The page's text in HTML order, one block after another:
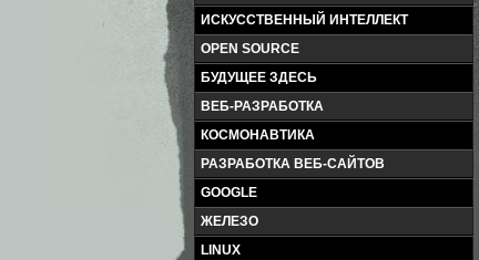
ИСКУССТВЕННЫЙ ИНТЕЛЛЕКТ
OPEN SOURCE
БУДУЩЕЕ ЗДЕСЬ
ВЕБ-РАЗРАБОТКА
КОСМОНАВТИКА
РАЗРАБОТКА ВЕБ-САЙТОВ
GOOGLE
ЖЕЛЕЗО
LINUX